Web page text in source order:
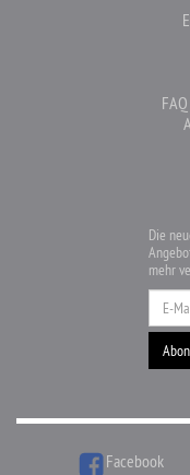
Die
mehr
Facebook